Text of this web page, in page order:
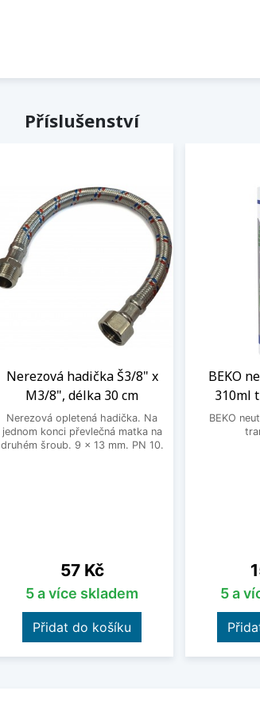
Příslušenství
Nerezová hadička Š3/8" x
M3/8", délka 30 cm
Nerezová opletená hadička. Na
jednom konci převlečná matka na
druhém šroub. 9 x 13 mm. PN 10.
Cena
57 Kč
5 a více skladem
Přidat do košíku
BEKO
310ml
BEKO
5 a